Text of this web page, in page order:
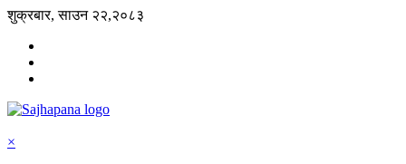
शुक्रबार, साउन २२,२०८३
×